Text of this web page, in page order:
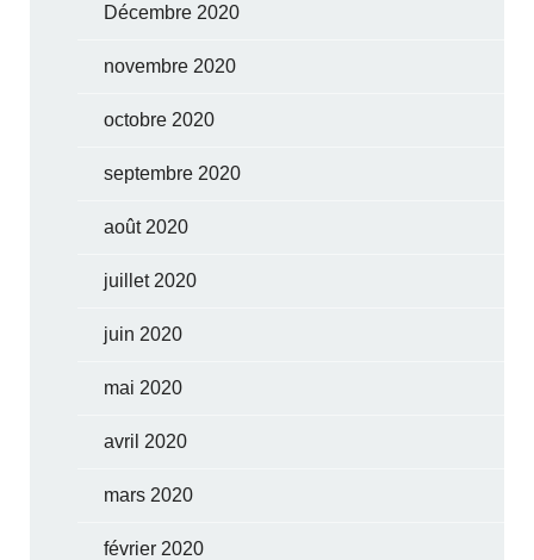
Décembre 2020
novembre 2020
octobre 2020
septembre 2020
août 2020
juillet 2020
juin 2020
mai 2020
avril 2020
mars 2020
février 2020